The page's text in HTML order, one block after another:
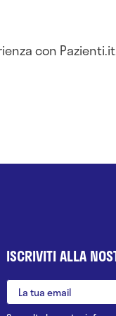
con
ISCRIVITI ALLA